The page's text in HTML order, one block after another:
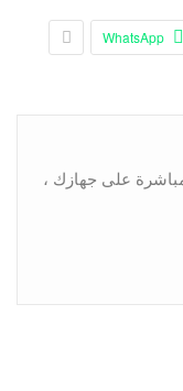
WhatsApp
على جهازك ،